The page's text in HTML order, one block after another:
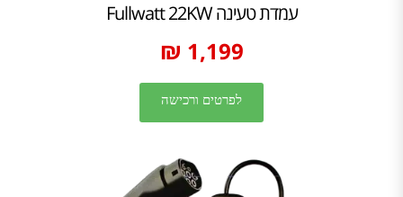
עמדת טעינה Fullwatt 22KW
1,199 ₪
לפרטים ורכישה